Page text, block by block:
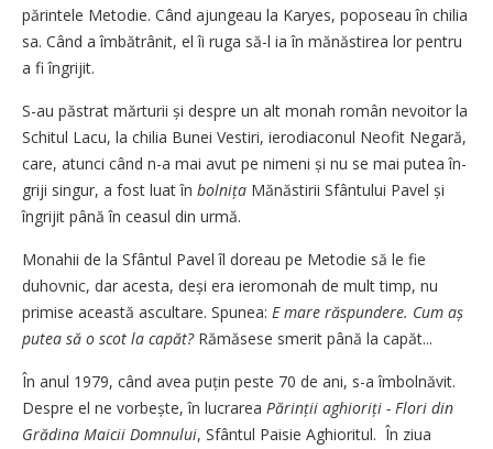
părintele Metodie. Când ajungeau la Karyes, poposeau în chilia
sa. Când a îmbătrânit, el îi ruga să-l ia în mănăstirea lor pentru
a fi îngrijit.
S-au păstrat mărturii și despre un alt monah român nevoitor la
Schitul Lacu, la chilia Bunei Vestiri, ierodiaconul Neofit Negară,
care, atunci când n-a mai avut pe nimeni și nu se mai putea în­
griji singur, a fost luat în bolnița Mănăstirii Sfân­tului Pavel și
îngrijit până în ceasul din urmă.
Monahii de la Sfântul Pavel îl doreau pe Metodie să le fie
duhovnic, dar acesta, deși era ieromonah de mult timp, nu
primise această ascultare. Spunea: E mare răspundere. Cum aș
putea să o scot la capăt? Rămăsese smerit până la capăt...
În anul 1979, când avea puțin peste 70 de ani, s-a îmbolnăvit.
Despre el ne vorbește, în lucrarea Părinții aghioriți - Flori din
Grădina Maicii Domnului, Sfântul Paisie Aghioritul. În ziua